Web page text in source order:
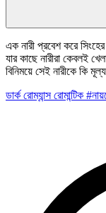
এক নারী প্রবেশ করে
যার কাছে নারীরা কেবলই
বিনিময়ে সেই নারীকে কি
ডার্ক রোম্যান্সরোমান্টিক